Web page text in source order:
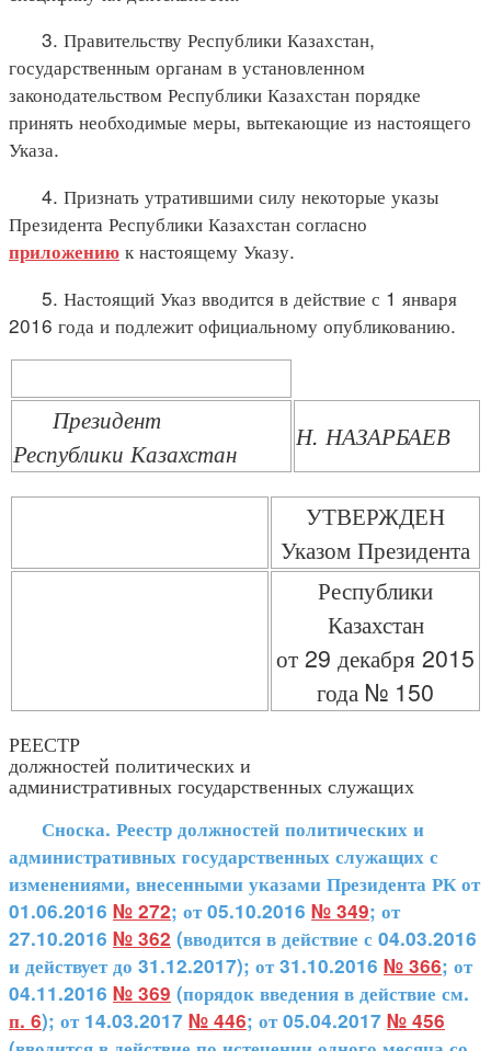
3. Правительству Республики Казахстан,
государственным органам в установленном
законодательством Республики Казахстан порядке
принять необходимые меры, вытекающие из настоящего
Указа.
4. Признать утратившими силу некоторые указы
Президента Республики Казахстан согласно
приложению к настоящему Указу.
5. Настоящий Указ вводится в действие с 1 января
2016 года и подлежит официальному опубликованию.
Президент
Республики Казахстан
Н. НАЗАРБАЕВ
УТВЕРЖДЕН
Указом Президента
Республики
Казахстан
от 29 декабря 2015
года № 150
РЕЕСТР
должностей политических и
административных государственных служащих
Сноска. Реестр должностей политических и
административных государственных служащих с
изменениями, внесенными указами Президента РК от
01.06.2016 № 272; от 05.10.2016 № 349; от
27.10.2016 № 362 (вводится в действие с 04.03.2016
и действует до 31.12.2017); от 31.10.2016 № 366; от
04.11.2016 № 369 (порядок введения в действие см.
п. 6); от 14.03.2017 № 446; от 05.04.2017 № 456